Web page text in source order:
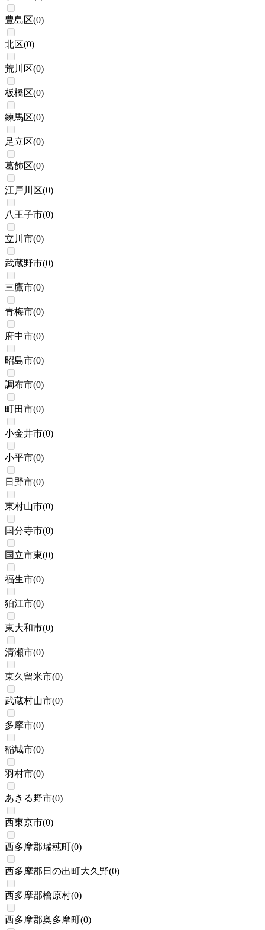
豊島区(0)
北区(0)
荒川区(0)
板橋区(0)
練馬区(0)
足立区(0)
葛飾区(0)
江戸川区(0)
八王子市(0)
立川市(0)
武蔵野市(0)
三鷹市(0)
青梅市(0)
府中市(0)
昭島市(0)
調布市(0)
町田市(0)
小金井市(0)
小平市(0)
日野市(0)
東村山市(0)
国分寺市(0)
国立市東(0)
福生市(0)
狛江市(0)
東大和市(0)
清瀬市(0)
東久留米市(0)
武蔵村山市(0)
多摩市(0)
稲城市(0)
羽村市(0)
あきる野市(0)
西東京市(0)
西多摩郡瑞穂町(0)
西多摩郡日の出町大久野(0)
西多摩郡檜原村(0)
西多摩郡奥多摩町(0)